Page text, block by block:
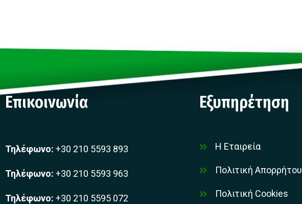
Επικοινωνία
Τηλέφωνο: +30 210 5593 893
Τηλέφωνο: +30 210 5593 963
Τηλέφωνο: +30 210 5595 072
Εξυπηρέτηση
Η Εταιρεία
Πολιτική Απορρήτου
Πολιτική Cookies